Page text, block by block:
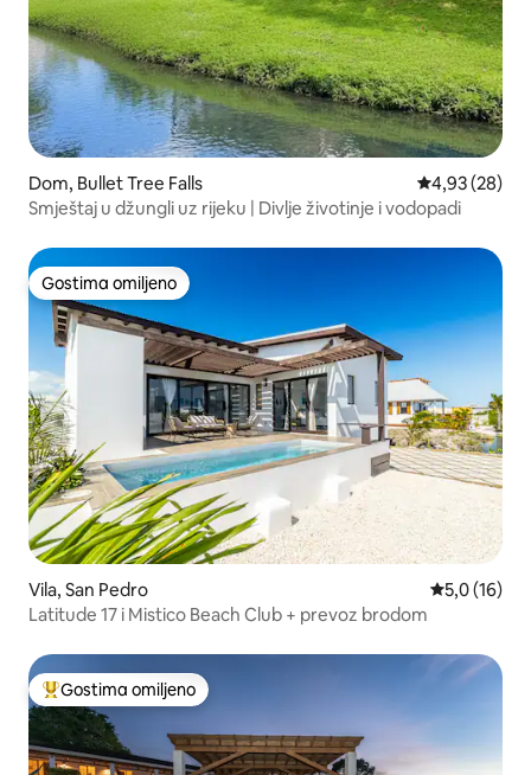
Dom, Bullet Tree Falls Prosečna
4,93 (28)
Smještaj u džungli uz rijeku | Divlje životinje i vodopadi
Gostima omiljeno
Gostima omiljeno
Vila, San Pedro Prosečna
5,0 (16)
Latitude 17 i Mistico Beach Club + prevoz brodom
Najuspešniji među gostima omiljenim
Gostima omiljeno